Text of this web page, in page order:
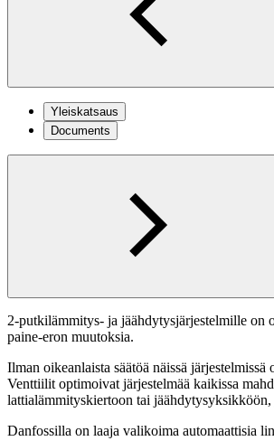
Yleiskatsaus
Documents
2-putkilämmitys- ja jäähdytysjärjestelmille on
paine-eron muutoksia.
Ilman oikeanlaista säätöä näissä
Venttiilit optimoivat järjestelmää kaikissa
lattialämmityskiertoon tai
Danfossilla on laaja valikoima automaattisia